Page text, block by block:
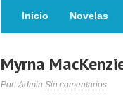
Inicio Novelas
Myrna
Por: Admin Sin comentarios